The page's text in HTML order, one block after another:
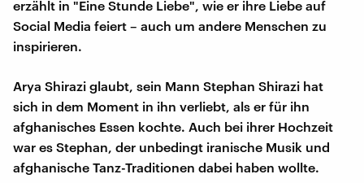
erzählt in "Eine Stunde Liebe", wie er ihre Liebe auf
Social Media feiert – auch um andere Menschen zu
inspirieren.
Arya Shirazi glaubt, sein Mann Stephan Shirazi hat
sich in dem Moment in ihn verliebt, als er für ihn
afghanisches Essen kochte. Auch bei ihrer Hochzeit
war es Stephan, der unbedingt iranische Musik und
afghanische Tanz-Traditionen dabei haben wollte.